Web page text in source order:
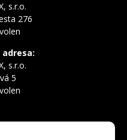
s.r.o.
276
s.r.o.
5